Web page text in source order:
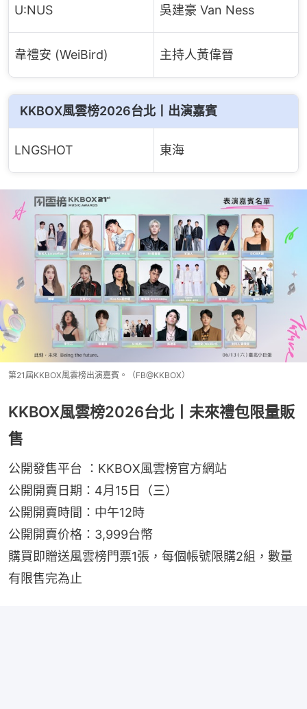
U:NUS 吳建豪 Van Ness
韋禮安 (WeiBird) 主持人黃偉晉
KKBOX風雲榜2026台北丨出演嘉賓
LNGSHOT 東海
第21屆KKBOX風雲榜出演嘉賓。（FB@KKBOX）
KKBOX風雲榜2026台北丨未來禮包限量販
售
公開發售平台 ：KKBOX風雲榜官方網站
公開開賣日期：4月15日（三）
公開開賣時間：中午12時
公開開賣价格：3,999台幣
購買即贈送風雲榜門票1張，每個帳號限購2組，數量
有限售完為止